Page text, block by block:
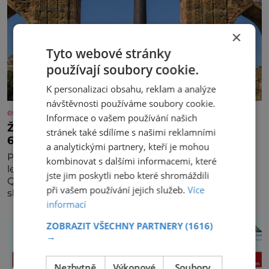
enigmaplus.cz
Železný zázrak z Indie: Proč tento sloup už 1
600 let nezná rez?
Představa, že železo musí na dešti během několika
let zrezivět, bere v Dillí za své. Uprostřed komplexu
Qutb stojí více než sedm metrů vysoký železný
sloup, který už přibližně 1 600 let odolává počasí
×
Tyto webové stránky
používají soubory cookie.
K personalizaci obsahu, reklam a analýze
návštěvnosti používáme soubory cookie.
Informace o vašem používání našich
stránek také sdílíme s našimi reklamními
a analytickými partnery, kteří je mohou
kombinovat s dalšími informacemi, které
jste jim poskytli nebo které shromáždili
při vašem používání jejich služeb.Více
informací
ZOBRAZIT VŠECHNY PARTNERY(1616)
→